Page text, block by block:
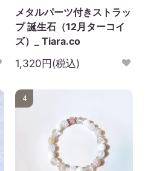
メタルパーツ付きストラッ
プ 誕生石（12月ターコイ
ズ）_ Tiara.co
1,320円(税込)
4